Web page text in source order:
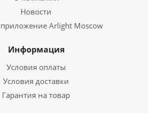
Новости
приложение Arlight Moscow
Информация
Условия оплаты
Условия доставки
Гарантия на товар